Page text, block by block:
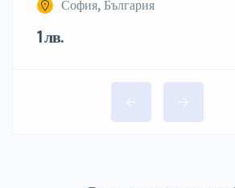
София, България
1 лв.